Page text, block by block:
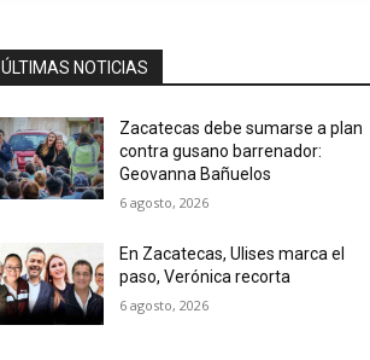
ÚLTIMAS NOTICIAS
Zacatecas debe sumarse a plan
contra gusano barrenador:
Geovanna Bañuelos
6 agosto, 2026
En Zacatecas, Ulises marca el
paso, Verónica recorta
6 agosto, 2026